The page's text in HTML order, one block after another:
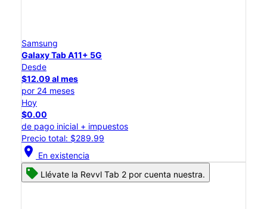
Samsung
Galaxy Tab A11+ 5G
Desde
$12.09 al mes
por 24 meses
Hoy
$0.00
de pago inicial + impuestos
Precio total: $289.99
location_on En existencia
Llévate la Revvl Tab 2 por cuenta nuestra.